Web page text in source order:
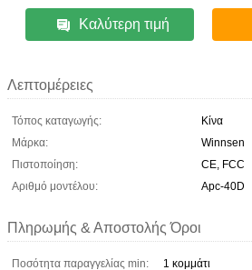
Καλύτερη τιμή
Λεπτομέρειες
Τόπος καταγωγής:
Κίνα
Μάρκα:
Winnsen
Πιστοποίηση:
CE, FCC
Αριθμό μοντέλου:
Apc-40D
Πληρωμής & Αποστολής Όροι
Ποσότητα παραγγελίας min:
1 κομμάτι